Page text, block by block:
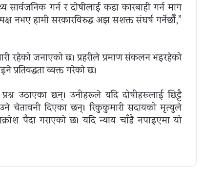
गर्न र दोषीलाई कडा कारबाही गर्न माग
नभए हामी सरकारविरुद्ध अझ सशक्त संघर्ष गर्नेछौँ,”
रहेको जनाएको छ। प्रहरीले प्रमाण संकलन भइरहेको
प्रतिवद्धता व्यक्त गरेको छ।
उठाएका छन्। उनीहरूले यदि दोषीहरूलाई छिट्टै
चेतावनी दिएका छन्। रिंकुकुमारी सदायको मृत्युले
पैदा गराएको छ। यदि न्याय चाँडै नपाइएमा यो